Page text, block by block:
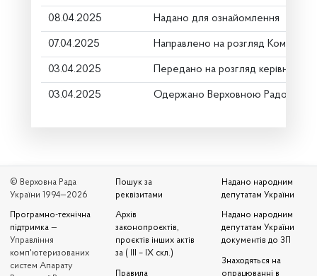
08.04.2025 Надано для ознайомлення
07.04.2025 Направлено на розгляд Комітету
03.04.2025 Передано на розгляд керівництву
03.04.2025 Одержано Верховною Радою
© Верховна Рада
України 1994—2026
Програмно-технічна
підтримка —
Управління
комп'ютеризованих
систем Апарату
Пошук за
реквізитами
Архів
законопроєктів,
проєктів інших актів
за ( III – IX скл.)
Правила
Надано народним
депутатам України
Надано народним
депутатам України
документів до ЗП
Знаходяться на
опрацюванні в